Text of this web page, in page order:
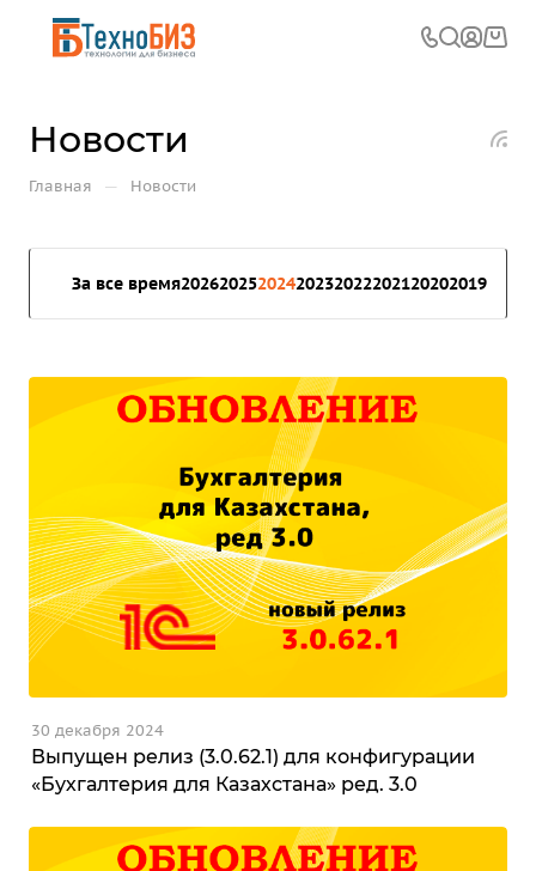
Новости
Главная — Новости
За все время20262025202420232022202120202019
Выпущен релиз (3.0.62.1) для конфигурации
«Бухгалтерия для Казахстана» ред. 3.0
30 декабря 2024